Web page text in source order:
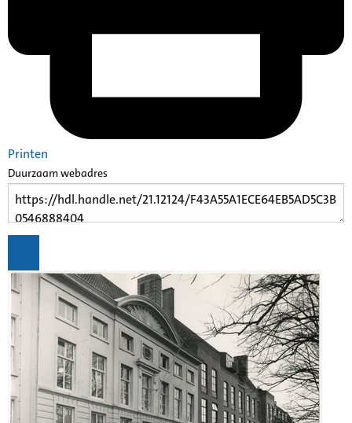
Printen
Duurzaam webadres